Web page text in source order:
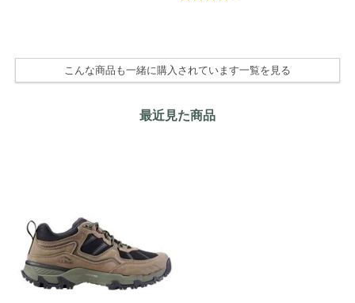
こんな商品も一緒に購入されています一覧を見る
最近見た商品